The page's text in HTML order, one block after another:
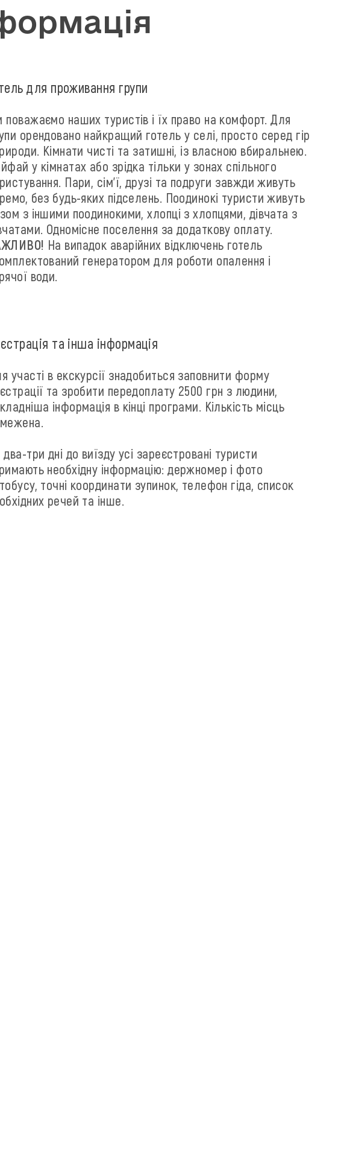
для проживання групи
поважаємо наших туристів і їх право на комфорт. Для
орендовано найкращий готель у селі, просто серед гір
Кімнати чисті та затишні, із власною вбиральнею.
у кімнатах або зрідка тільки у зонах спільного
Пари, сім'ї, друзі та подруги завжди живуть
без будь-яких підселень. Поодинокі туристи живуть
з іншими поодинокими, хлопці з хлопцями, дівчата з
Одномісне поселення за додаткову оплату.
На випадок аварійних відключень готель
генератором для роботи опалення і
води.
та інша інформація
участі в екскурсії знадобиться заповнити форму
та зробити передоплату 2500 грн з людини,
інформація в кінці програми. Кількість місць
три дні до виїзду усі зареєстровані туристи
необхідну інформацію: держномер і фото
точні координати зупинок, телефон гіда, список
речей та інше.